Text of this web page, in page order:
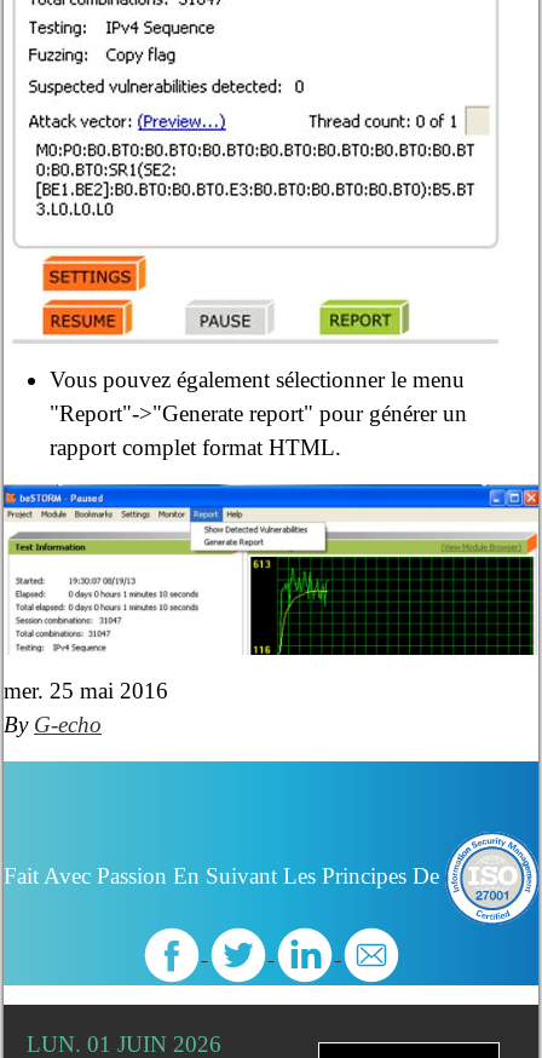
Vous pouvez également sélectionner le menu
"Report"->"Generate report" pour générer un
rapport complet format HTML.
mer. 25 mai 2016
By G-echo
Fait Avec Passion En Suivant Les Principes De
LUN. 01 JUIN 2026